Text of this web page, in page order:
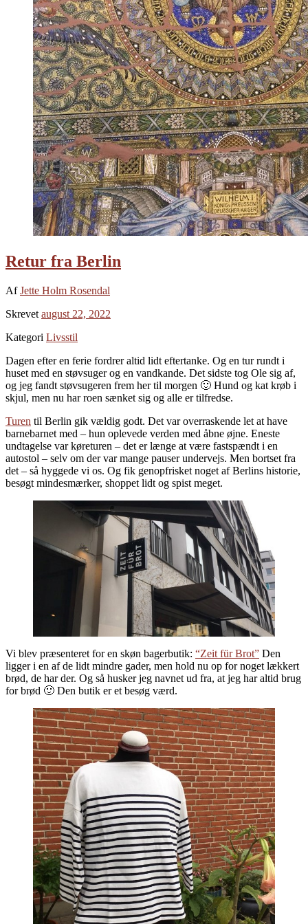
Retur fra Berlin
AfJette Holm Rosendal
Skrevet august 22, 2022
Kategori Livsstil
Dagen efter en ferie fordrer altid lidt eftertanke. Og en tur rundt i
huset med en støvsuger og en vandkande. Det sidste tog Ole sig af,
og jeg fandt støvsugeren frem her til morgen 🙂 Hund og kat krøb i
skjul, men nu har roen sænket sig og alle er tilfredse.
Turen til Berlin gik vældig godt. Det var overraskende let at have
barnebarnet med – hun oplevede verden med åbne øjne. Eneste
undtagelse var køreturen – det er længe at være fastspændt i en
autostol – selv om der var mange pauser undervejs. Men bortset fra
det – så hyggede vi os. Og fik genopfrisket noget af Berlins historie,
besøgt mindesmærker, shoppet lidt og spist meget.
Vi blev præsenteret for en skøn bagerbutik: “Zeit für Brot” Den
ligger i en af de lidt mindre gader, men hold nu op for noget lækkert
brød, de har der. Og så husker jeg navnet ud fra, at jeg har altid brug
for brød 🙂 Den butik er et besøg værd.